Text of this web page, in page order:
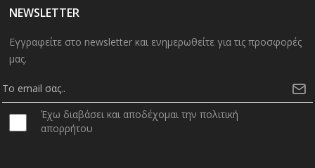
NEWSLETTER
Εγγραφείτε στο newsletter και ενημερωθείτε για τις προσφορές
μας.
Έχω διαβάσει και αποδέχομαι την πολιτική
απορρήτου